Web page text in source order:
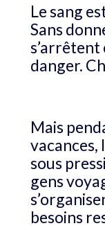
Le sang
Sans
s’arrêtent
danger.
Mais
vacances,
sous
gens
besoins